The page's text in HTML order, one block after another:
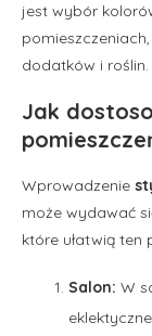
jest wybór
dodatków i roślin.
Jak
Wprowadzenie
może wydawać
które ułatwią ten
Salon: W